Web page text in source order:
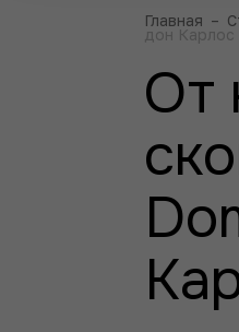
Главная –
дон
От